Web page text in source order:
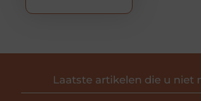
Laatste artikelen die u niet